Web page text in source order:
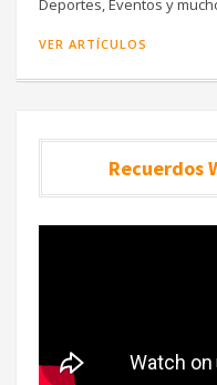
Deportes, Eventos y
VER ARTÍCULOS
Recuerdos